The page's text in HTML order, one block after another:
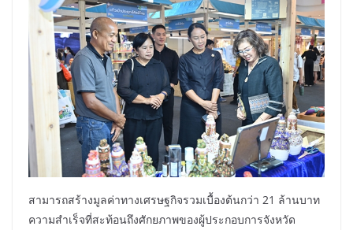
สามารถสร้างมูลค่าทางเศรษฐกิจรวมเบื้องต้นกว่า 21 ล้านบาท
ความสำเร็จที่สะท้อนถึงศักยภาพของผู้ประกอบการจังหวัด